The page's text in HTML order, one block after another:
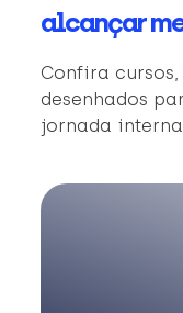
alcançar
Confira
desenhados
jornada